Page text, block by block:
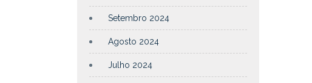
Setembro 2024
Agosto 2024
Julho 2024